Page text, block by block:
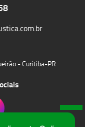
- Curitiba-PR